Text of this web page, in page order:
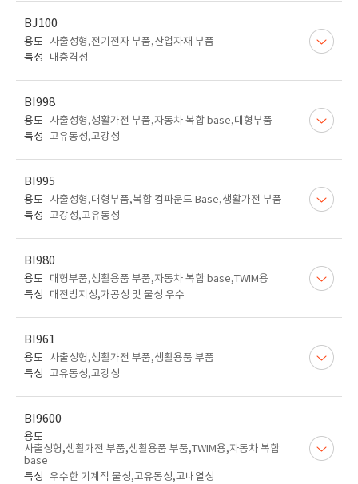
BJ100
용도
사출성형,전기전자 부품,산업자재 부품
특성
내충격성
BI998
용도
사출성형,생활가전 부품,자동차 복합 base,대형부품
특성 고유동성,고강성
BI995
용도
사출성형,대형부품,복합 컴파운드 Base,생활가전 부품
특성 고강성,고유동성
BI980
용도
대형부품,생활용품 부품,자동차 복합 base,TWIM용
특성
대전방지성,가공성 및 물성 우수
BI961
용도
사출성형,생활가전 부품,생활용품 부품
특성 고유동성,고강성
BI9600
용도
사출성형,생활가전 부품,생활용품 부품,TWIM용,자동차 복합
base
특성 우수한 기계적 물성,고유동성,고내열성